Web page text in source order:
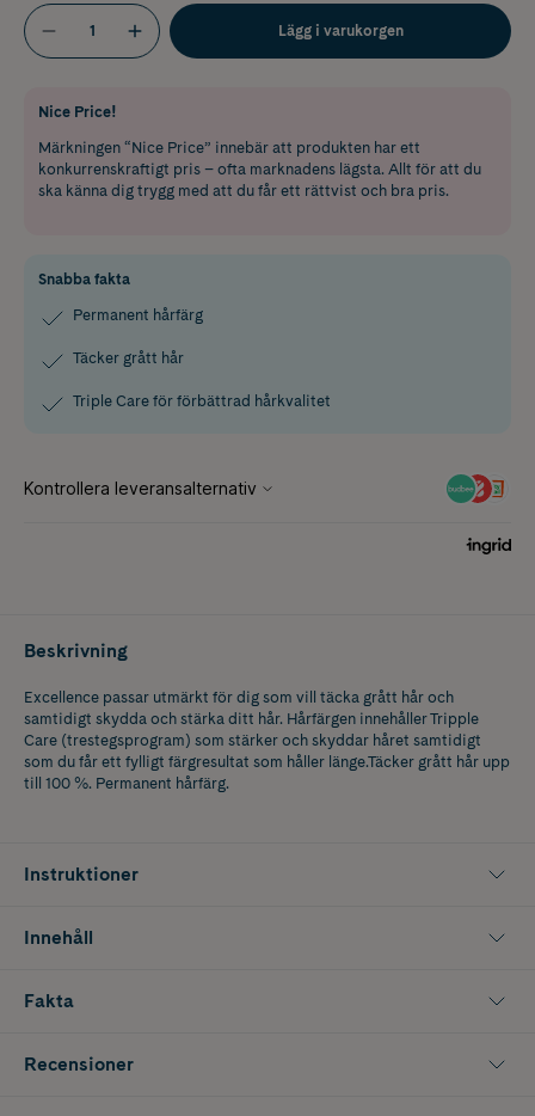
Lägg i varukorgen
Nice Price!
Märkningen “Nice Price” innebär att produkten har ett
konkurrenskraftigt pris – ofta marknadens lägsta. Allt för att du
ska känna dig trygg med att du får ett rättvist och bra pris.
Snabba fakta
Permanent hårfärg
Täcker grått hår
Triple Care för förbättrad hårkvalitet
Beskrivning
Excellence passar utmärkt för dig som vill täcka grått hår och
samtidigt skydda och stärka ditt hår. Hårfärgen innehåller Tripple
Care (trestegsprogram) som stärker och skyddar håret samtidigt
som du får ett fylligt färgresultat som håller länge.Täcker grått hår upp
till 100 %. Permanent hårfärg.
Instruktioner
Innehåll
Fakta
Recensioner